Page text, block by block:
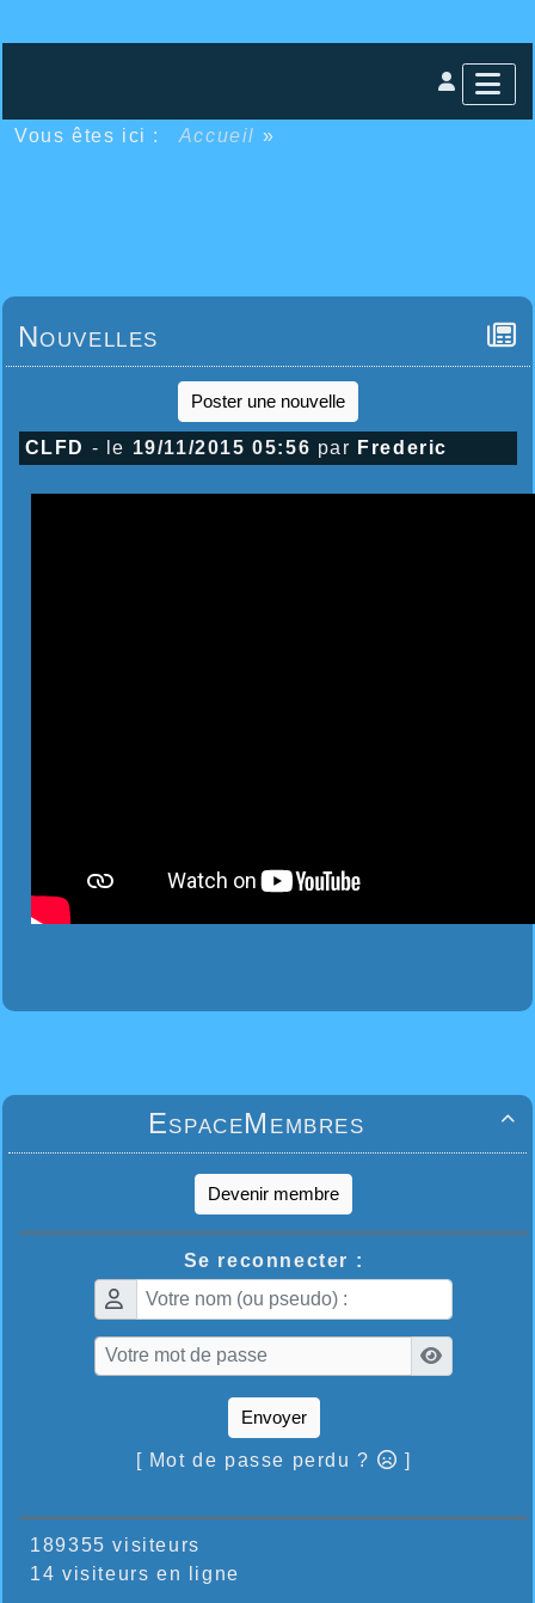
Vous êtes ici : Accueil »
Nouvelles
Poster une nouvelle
CLFD - le 19/11/2015 05:56 par Frederic

EspaceMembres
Devenir membre
Se reconnecter :
Envoyer
[ Mot de passe perdu ? ]
189355 visiteurs
14 visiteurs en ligne